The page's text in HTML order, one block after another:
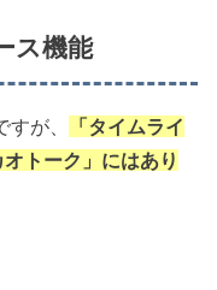
ス機能
が、
「タイムライ
トーク」にはあり